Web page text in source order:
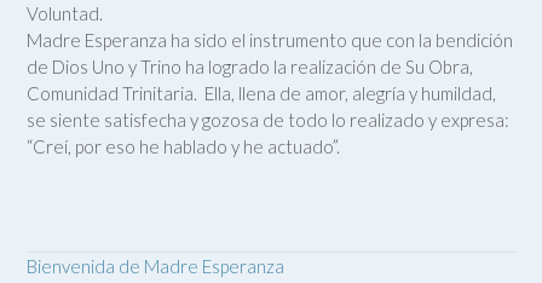
Voluntad.
Madre Esperanza ha sido el instrumento que con la bendición
de Dios Uno y Trino ha logrado la realización de Su Obra,
Comunidad Trinitaria. Ella, llena de amor, alegría y humildad,
se siente satisfecha y gozosa de todo lo realizado y expresa:
“Creí, por eso he hablado y he actuado”.
Bienvenida de Madre Esperanza